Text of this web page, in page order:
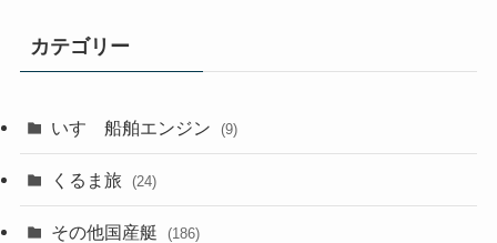
カテゴリー
いすゞ船舶エンジン (9)
くるま旅 (24)
その他国産艇 (186)